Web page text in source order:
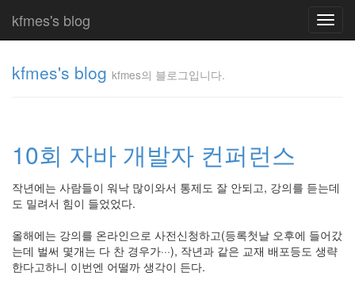
kfmes's blog
kfmes's blog kfmes의 블로그입니다.
10회 자바 개발자 컨퍼런스
작년에는 사람들이 워낙 많이와서 통제도 잘 안되고, 강의를 듣는데
도 밀려서 힘이 들었었다.
올해에는 강의를 온라인으로 사전신청하고(등록첫날 오후에 들어갔
는데 벌써 몇개는 다 찬 경우가···), 작년과 같은 교재 배포등도 생략
한다고하니 이번엔 어떨까 생각이 든다.
입니
다.
Tag
Cloud
kfmes